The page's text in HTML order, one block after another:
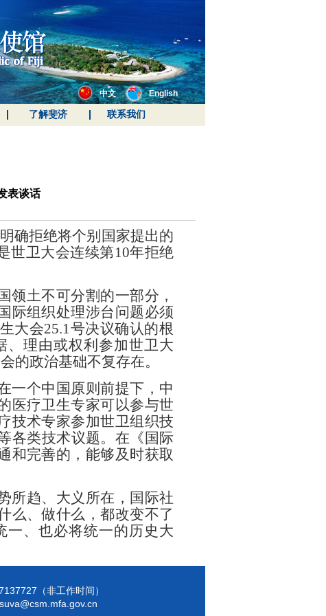
中文 English
了解斐济 联系我们
表谈话
确拒绝将个别国家提出的
世卫大会连续第10年拒绝
领土不可分割的一部分，
际组织处理涉台问题必须
大会25.1号决议确认的根
、理由或权利参加世卫大
的政治基础不复存在。
一个中国原则前提下，中
医疗卫生专家可以参与世
技术专家参加世卫组织技
各类技术议题。在《国际
和完善的，能够及时获取
所趋、大义所在，国际社
么、做什么，都改变不了
一、也必将统一的历史大
（非工作时间）
suva@csm.mfa.gov.cn